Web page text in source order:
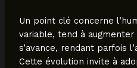
Un point clé concerne
variable, tend à augmenter
s’avance, rendant parfois
Cette évolution invite à